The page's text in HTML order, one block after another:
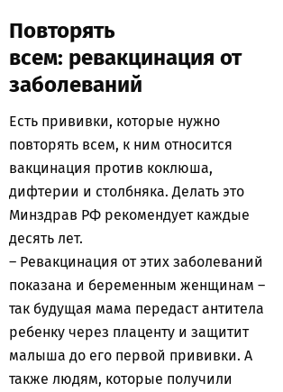
Повторять
всем: ревакцинация от
заболеваний
Есть прививки, которые нужно
повторять всем, к ним относится
вакцинация против коклюша,
дифтерии и столбняка. Делать это
Минздрав РФ рекомендует каждые
десять лет.
– Ревакцинация от этих заболеваний
показана и беременным женщинам –
так будущая мама передаст антитела
ребенку через плаценту и защитит
малыша до его первой прививки. А
также людям, которые получили